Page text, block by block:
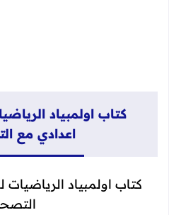
كتاب اولمبياد
اعدادي مع
كتاب اولمبياد الرياضيات